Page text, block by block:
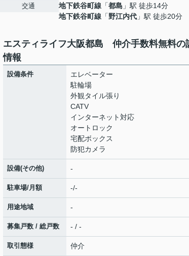
交通
地下鉄谷町線 「都島 」駅 徒歩14分
地下鉄谷町線 「野江内代 」駅 徒歩20分
エスティライフ大阪都島 仲介手数料無料の
情報
設備条件
エレベーター
駐輪場
外観タイル張り
CATV
インターネット対応
オートロック
宅配ボックス
防犯カメラ
設備(その他) -
駐車場/月額 -/-
用途地域 -
募集戸数 / 総戸数 - / -
取引態様 仲介